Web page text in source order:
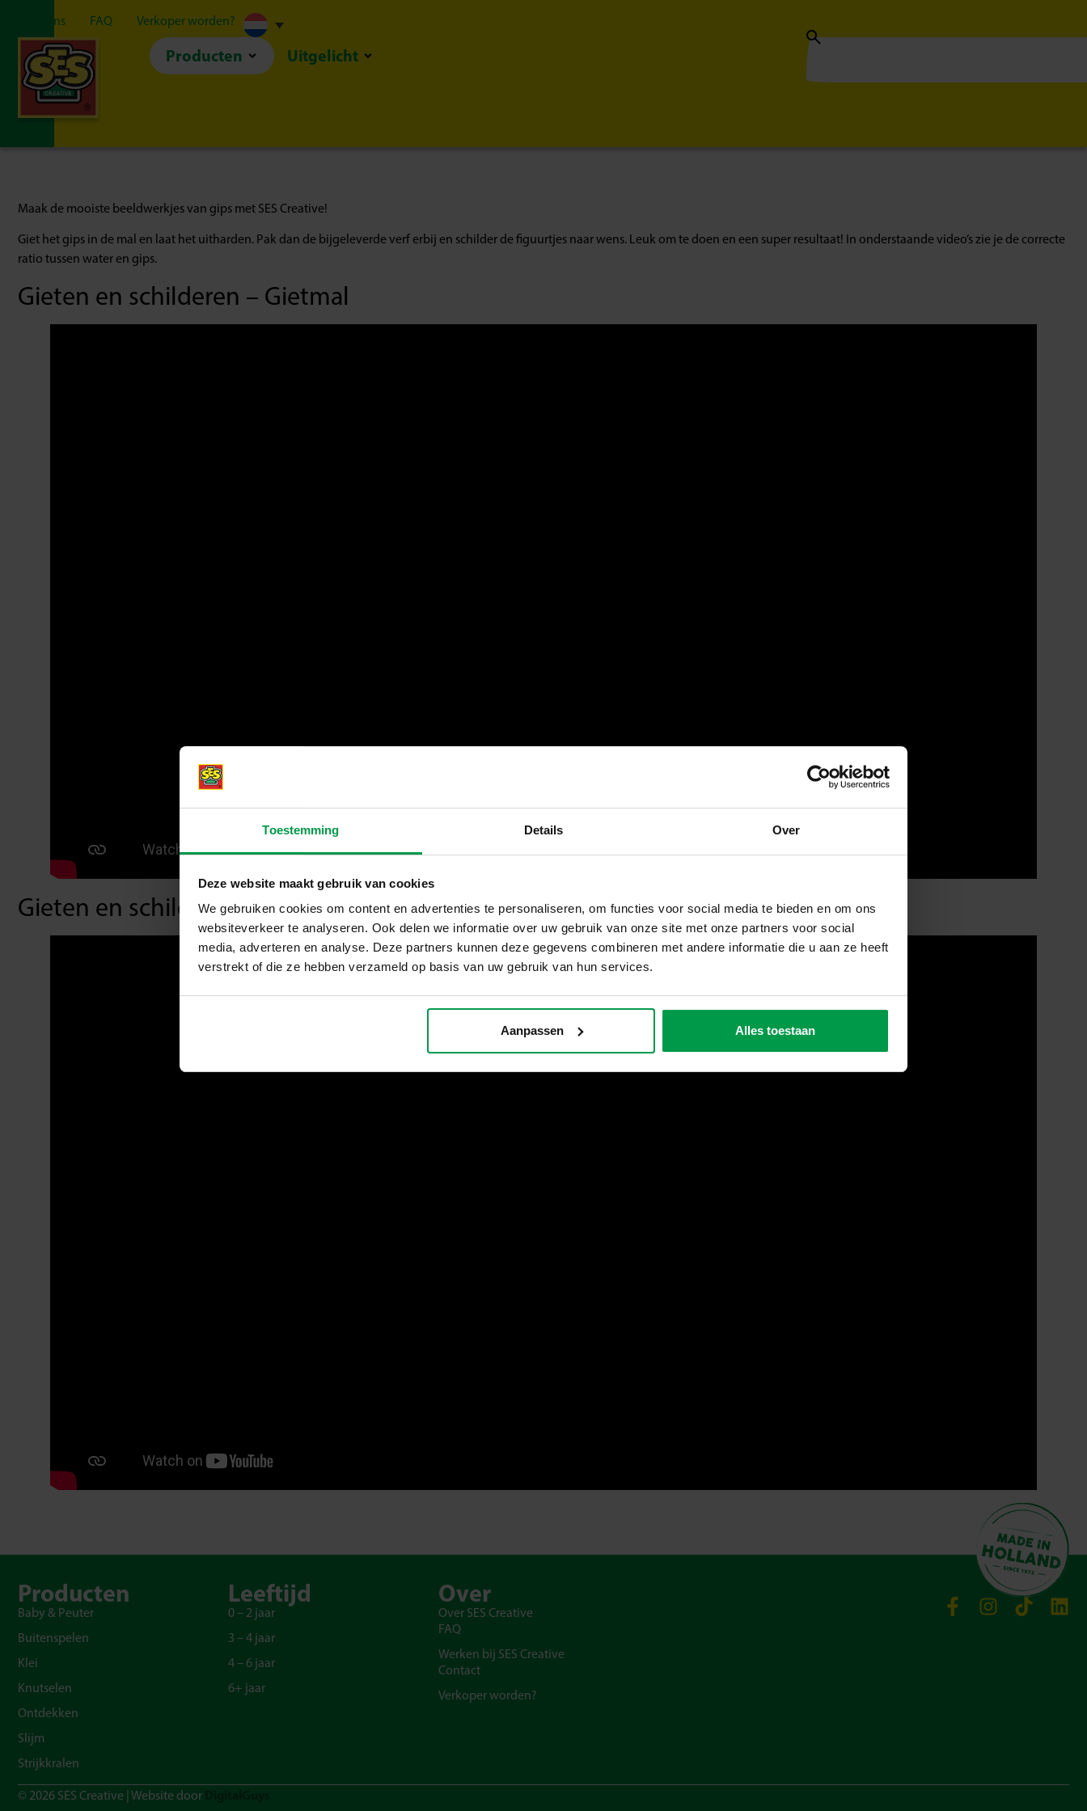
Toestemming Details Over
Deze website maakt gebruik van cookies
We gebruiken cookies om content en advertenties te personaliseren, om functies voor social media te bieden en om ons
websiteverkeer te analyseren. Ook delen we informatie over uw gebruik van onze site met onze partners voor social
media, adverteren en analyse. Deze partners kunnen deze gegevens combineren met andere informatie die u aan ze heeft
verstrekt of die ze hebben verzameld op basis van uw gebruik van hun services.
Aanpassen Alles toestaan
Over ons FAQ Verkoper worden?
Producten Uitgelicht
Maak de mooiste beeldwerkjes van gips met SES Creative!
Giet het gips in de mal en laat het uitharden. Pak dan de bijgeleverde verf erbij en schilder de figuurtjes naar wens. Leuk om te doen en een super resultaat! In onderstaande video’s zie je de correcte
ratio tussen water en gips.
Gieten en schilderen – Gietmal
Gieten en schilderen – Latex gietmal
Producten
Baby & Peuter
Buitenspelen
Klei
Knutselen
Ontdekken
Slijm
Strijkkralen
Leeftijd
0 – 2 jaar
3 – 4 jaar
4 – 6 jaar
6+ jaar
Over
Over SES Creative
FAQ
Werken bij SES Creative
Contact
Verkoper worden?
© 2026 SES Creative | Website door